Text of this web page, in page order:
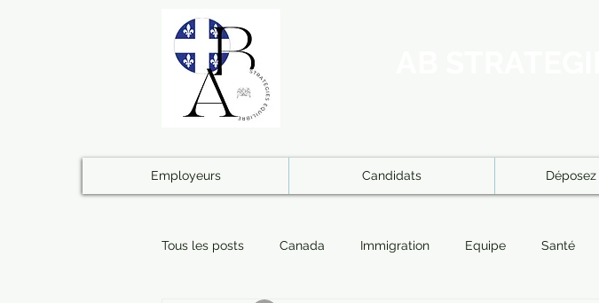
Employeurs Candidats
Tous les posts Canada Immigration Equipe Santé